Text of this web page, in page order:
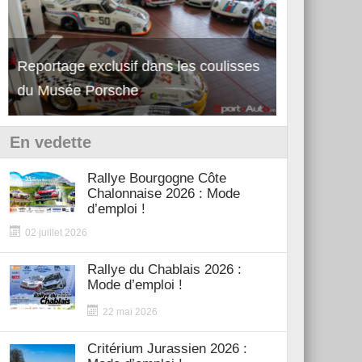
Reportage exclusif dans les coulisses
du Musée Porsche
Découverte de la nouvelle Ferrari
12Cilindri Manuale
En vedette
Rallye Bourgogne Côte
Chalonnaise 2026 : Mode
d’emploi !
02 juillet 2026
Rallye du Chablais 2026 :
Mode d’emploi !
22 mai 2026
Critérium Jurassien 2026 :